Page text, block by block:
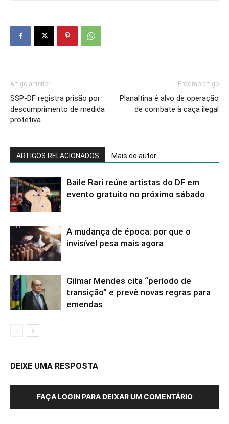
Artigo anterior
SSP-DF registra prisão por
descumprimento de medida
protetiva
Próximo artigo
Planaltina é alvo de operação
de combate à caça ilegal
ARTIGOS RELACIONADOS Mais do autor
Baile Rari reúne artistas do DF em
evento gratuito no próximo sábado
A mudança de época: por que o
invisível pesa mais agora
Gilmar Mendes cita “período de
transição” e prevê novas regras para
emendas
DEIXE UMA RESPOSTA
FAÇA LOGIN PARA DEIXAR UM COMENTÁRIO